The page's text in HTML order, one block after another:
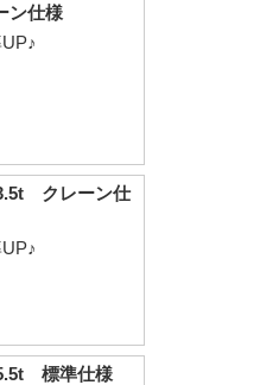
仕様
クレーン仕
標準仕様